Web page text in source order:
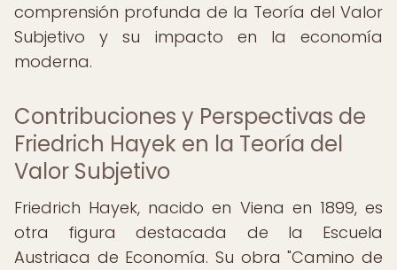
comprensión profunda de la Teoría del Valor
Subjetivo y su impacto en la economía
moderna.
Contribuciones y Perspectivas de
Friedrich Hayek en la Teoría del
Valor Subjetivo
Friedrich Hayek, nacido en Viena en 1899, es
otra figura destacada de la Escuela
Austriaca de Economía. Su obra "Camino de